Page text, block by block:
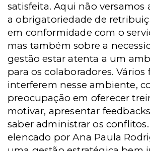
satisfeita. Aqui não versamos
a obrigatoriedade de
em conformidade com o
mas também sobre a
gestão estar atenta a um
para os colaboradores. Vários
interferem nesse ambiente,
preocupação em oferecer
motivar, apresentar
saber administrar os
elencado por Ana Paula